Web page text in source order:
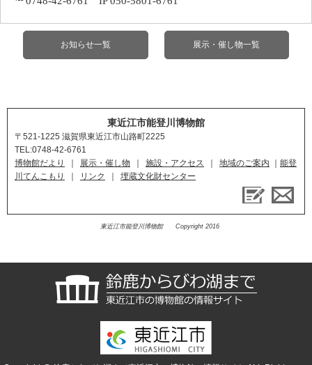
お知らせ一覧 展示・催し物一覧
東近江市能登川博物館
〒521-1225 滋賀県東近江市山路町2225
TEL:0748-42-6761
博物館だより
展示・催し物 施設・アクセス 地域のご案内
能登
川てんこもり
リンク 埋蔵文化財センター
東近江市能登川博物館 Copyright 2016